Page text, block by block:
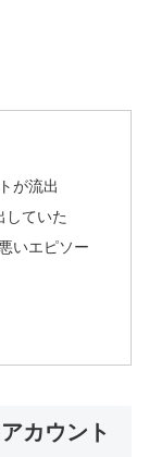
が流出
していた
いエピソー
カウント